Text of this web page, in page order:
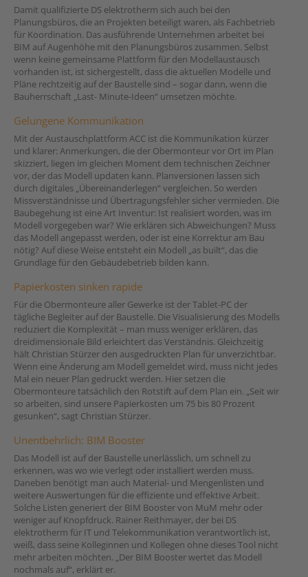
Damit qualifizierte DS elektrotherm sich auch bei den
Planungsbüros, die an Projekten beteiligt waren, als Fachbetrieb
für Koordination. Das ausführende Unternehmen arbeitet bei
BIM auf Augenhöhe mit den Planungsbüros zusammen. Selbst
wenn keine gemeinsame Plattform für den Modellaustausch
vorhanden ist, ist sichergestellt, dass die aktuellen Modelle und
Pläne rechtzeitig auf der Baustelle sind – sogar dann, wenn die
Bauherrschaft „Last- Minute-Ideen“ umsetzen möchte.
Gelungene Kommunikation
Mit der Austauschplattform ACC ist die Kommunikation kürzer
und klarer: Anmerkungen, die der Obermonteur vor Ort im Plan
skizziert, liegen im gleichen Moment dem technischen Zeichner
vor, der das Modell updaten kann. Planversionen lassen sich
durch digitales „Übereinanderlegen“ vergleichen. So werden
Missverständnisse und Übertragungsfehler sicher vermieden. Die
Baubegehung ist eine Art Inventur: Ist realisiert worden, was im
Modell vorgegeben war? Wie erklären sich Abweichungen? Muss
das Modell angepasst werden, oder ist eine Korrektur am Bau
nötig? Auf diese Weise entsteht ein Modell „as built“, das die
Grundlage für den Gebäudebetrieb bilden kann.
Papierkosten sinken rapide
Für die Obermonteure aller Gewerke ist der Tablet-PC der
tägliche Begleiter auf der Baustelle. Die Visualisierung des Modells
reduziert die Komplexität – man muss weniger erklären, das
dreidimensionale Bild erleichtert das Verständnis. Gleichzeitig
hält Christian Stürzer den ausgedruckten Plan für unverzichtbar.
Wenn eine Änderung am Modell gemeldet wird, muss nicht jedes
Mal ein neuer Plan gedruckt werden. Hier setzen die
Obermonteure tatsächlich den Rotstift auf dem Plan ein. „Seit wir
so arbeiten, sind unsere Papierkosten um 75 bis 80 Prozent
gesunken“, sagt Christian Stürzer.
Unentbehrlich: BIM Booster
Das Modell ist auf der Baustelle unerlässlich, um schnell zu
erkennen, was wo wie verlegt oder installiert werden muss.
Daneben benötigt man auch Material- und Mengenlisten und
weitere Auswertungen für die effiziente und effektive Arbeit.
Solche Listen generiert der BIM Booster von MuM mehr oder
weniger auf Knopfdruck. Rainer Reithmayer, der bei DS
elektrotherm für IT und Telekommunikation verantwortlich ist,
weiß, dass seine Kolleginnen und Kollegen ohne dieses Tool nicht
mehr arbeiten möchten. „Der BIM Booster wertet das Modell
nochmals auf“, erklärt er.